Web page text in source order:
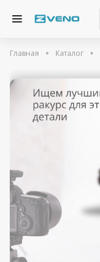
Главная Каталог